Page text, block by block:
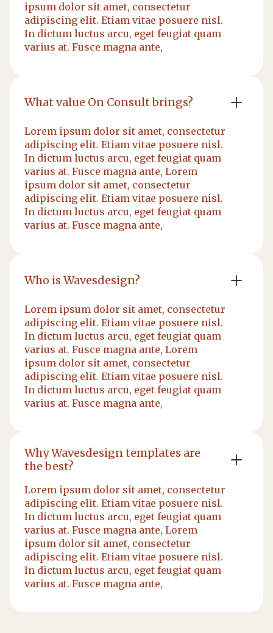
ipsum dolor sit amet, consectetur
adipiscing elit. Etiam vitae posuere nisl.
In dictum luctus arcu, eget feugiat quam
varius at. Fusce magna ante,
What value On Consult brings?
Lorem ipsum dolor sit amet, consectetur
adipiscing elit. Etiam vitae posuere nisl.
In dictum luctus arcu, eget feugiat quam
varius at. Fusce magna ante, Lorem
ipsum dolor sit amet, consectetur
adipiscing elit. Etiam vitae posuere nisl.
In dictum luctus arcu, eget feugiat quam
varius at. Fusce magna ante,
Who is Wavesdesign?
Lorem ipsum dolor sit amet, consectetur
adipiscing elit. Etiam vitae posuere nisl.
In dictum luctus arcu, eget feugiat quam
varius at. Fusce magna ante, Lorem
ipsum dolor sit amet, consectetur
adipiscing elit. Etiam vitae posuere nisl.
In dictum luctus arcu, eget feugiat quam
varius at. Fusce magna ante,
Why Wavesdesign templates are
the best?
Lorem ipsum dolor sit amet, consectetur
adipiscing elit. Etiam vitae posuere nisl.
In dictum luctus arcu, eget feugiat quam
varius at. Fusce magna ante, Lorem
ipsum dolor sit amet, consectetur
adipiscing elit. Etiam vitae posuere nisl.
In dictum luctus arcu, eget feugiat quam
varius at. Fusce magna ante,